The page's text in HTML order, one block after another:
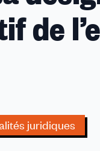
sa
désignation,
qui
compte
de
juridiques